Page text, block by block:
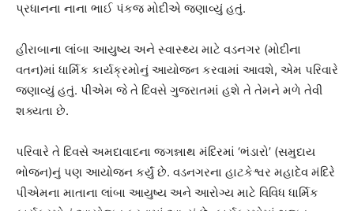
પ્રધાનના નાના ભાઈ પંકજ મોદીએ જણાવ્યું હતું.
હીરાબાના લાંબા આયુષ્ય અને સ્વાસ્થ્ય માટે વડનગર (મોદીના
વતન)માં ધાર્મિક કાર્યક્રમોનું આયોજન કરવામાં આવશે, એમ પરિવારે
જણાવ્યું હતું. પીએમ જે તે દિવસે ગુજરાતમાં હશે તે તેમને મળે તેવી
શક્યતા છે.
પરિવારે તે દિવસે અમદાવાદના જગન્નાથ મંદિરમાં ‘ભંડારો’ (સમુદાય
ભોજન)નું પણ આયોજન કર્યું છે. વડનગરના હાટકેશ્વર મહાદેવ મંદિરે
પીએમના માતાના લાંબા આયુષ્ય અને આરોગ્ય માટે વિવિધ ધાર્મિક